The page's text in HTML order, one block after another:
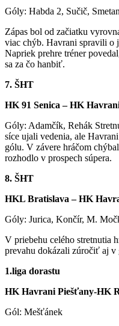
Góly: Habda 2, Sučič,
Zápas bol od začiatku
viac chýb. Havrani spravili o
Napriek prehre tréner
sa za čo hanbiť.
7. ŠHT
HK 91 Senica – HK
Góly: Adamčík, Rehák
síce ujali vedenia, ale
gólu. V závere hráčom
rozhodlo v prospech súpera.
8. ŠHT
HKL Bratislava – HK
Góly: Jurica, Končír, M.
V priebehu celého stretnutia
prevahu dokázali zúročiť aj v
1.liga dorastu
HK Havrani Piešťany-HK
Gól: Mešťánek